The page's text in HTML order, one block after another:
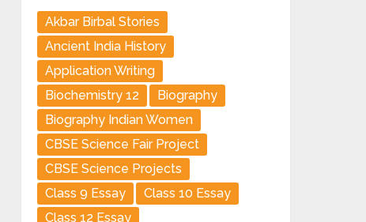
Akbar Birbal Stories
Ancient India History
Application Writing
Biochemistry 12
Biography
Biography Indian Women
CBSE Science Fair Project
CBSE Science Projects
Class 9 Essay
Class 10 Essay
Class 12 Essay